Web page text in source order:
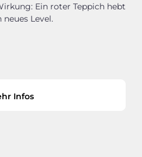
Ein roter Teppich hebt
Level.
Infos